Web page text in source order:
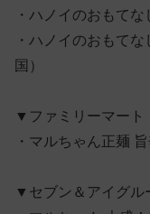
・ハノイのおもて
・ハノイのおもて
国）
▼ファミリーマート
・マルちゃん正麺
▼セブン＆アイグル